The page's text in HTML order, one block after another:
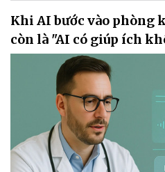
Khi AI bước vào phòng
còn là "AI có giúp ích